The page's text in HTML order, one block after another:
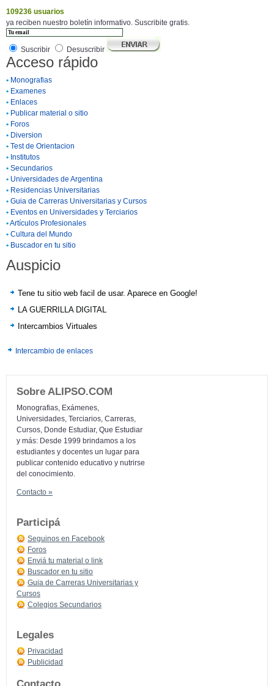
109236 usuarios
ya reciben nuestro boletín informativo. Suscribite gratis.
Suscribir Desuscribir
Acceso rápido
• Monografias
• Examenes
• Enlaces
• Publicar material o sitio
• Foros
• Diversion
• Test de Orientacion
• Institutos
• Secundarios
• Universidades de Argentina
• Residencias Universitarias
• Guia de Carreras Universitarias y Cursos
• Eventos en Universidades y Terciarios
•Artículos Profesionales
• Cultura del Mundo
• Buscador en tu sitio
Auspicio
Tene tu sitio web facil de usar. Aparece en Google!
LA GUERRILLA DIGITAL
Intercambios Virtuales
Intercambio de enlaces
Sobre ALIPSO.COM
Monografias, Exámenes,
Universidades, Terciarios, Carreras,
Cursos, Donde Estudiar, Que Estudiar
y más: Desde 1999 brindamos a los
estudiantes y docentes un lugar para
publicar contenido educativo y nutrirse
del conocimiento.
Contacto »
Participá
Seguinos en Facebook
Foros
Enviá tu material o link
Buscador en tu sitio
Guia de Carreras Universitarias y
Cursos
Colegios Secundarios
Legales
Privacidad
Publicidad
Contacto